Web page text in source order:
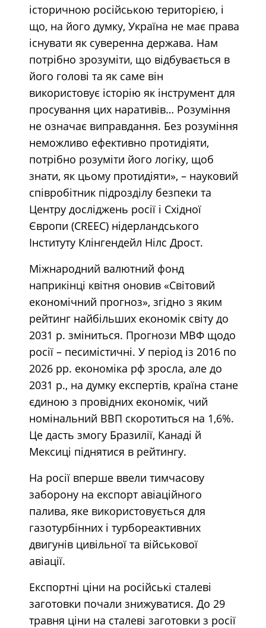
історичною російською територією, і
що, на його думку, Україна не має права
існувати як суверенна держава. Нам
потрібно зрозуміти, що відбувається в
його голові та як саме він
використовує історію як інструмент для
просування цих наративів… Розуміння
не означає виправдання. Без розуміння
неможливо ефективно протидіяти,
потрібно розуміти його логіку, щоб
знати, як цьому протидіяти», – науковий
співробітник підрозділу безпеки та
Центру досліджень росії і Східної
Європи (CREEC) нідерландського
Інституту Клінгендейл Нілс Дрост.
Міжнародний валютний фонд
наприкінці квітня оновив «Світовий
економічний прогноз», згідно з яким
рейтинг найбільших економік світу до
2031 р. зміниться. Прогнози МВФ щодо
росії – песимістичні. У період із 2016 по
2026 рр. економіка рф зросла, але до
2031 р., на думку експертів, країна стане
єдиною з провідних економік, чий
номінальний ВВП скоротиться на 1,6%.
Це дасть змогу Бразилії, Канаді й
Мексиці піднятися в рейтингу.
На росії вперше ввели тимчасову
заборону на експорт авіаційного
палива, яке використовується для
газотурбінних і турбореактивних
двигунів цивільної та військової
авіації.
Експортні ціни на російські сталеві
заготовки почали знижуватися. До 29
травня ціни на сталеві заготовки з росії